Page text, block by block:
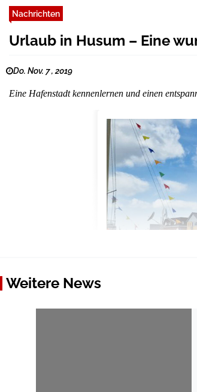
Nachrichten
Urlaub in Husum – Eine
Do. Nov. 7 , 2019
Eine Hafenstadt kennenlernen und einen
Weitere News